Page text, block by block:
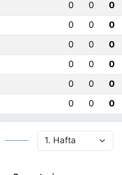
0 0
0
0 0
0
0 0
0
0 0
0
0 0
0
0 0 0